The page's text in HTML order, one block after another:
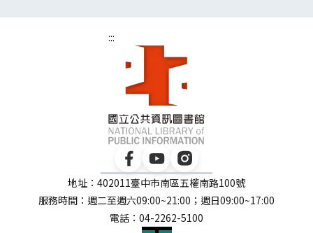
:::
地址：402011臺中市南區五權南路100號
服務時間：週二至週六09:00~21:00；週日09:00~17:00
電話：04-2262-5100